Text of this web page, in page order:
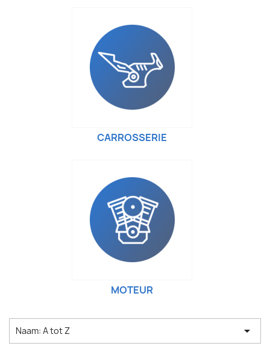
CARROSSERIE
MOTEUR
Naam: A tot Z 